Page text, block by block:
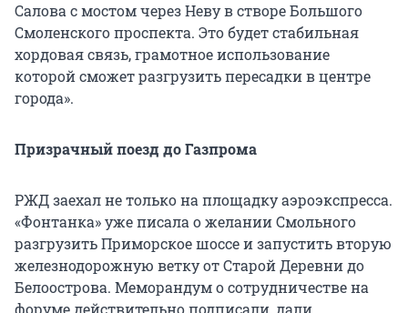
Салова с мостом через Неву в створе Большого
Смоленского проспекта. Это будет стабильная
хордовая связь, грамотное использование
которой сможет разгрузить пересадки в центре
города».
Призрачный поезд до Газпрома
РЖД заехал не только на площадку аэроэкспресса.
«Фонтанка» уже писала о желании Смольного
разгрузить Приморское шоссе и запустить вторую
железнодорожную ветку от Старой Деревни до
Белоострова. Меморандум о сотрудничестве на